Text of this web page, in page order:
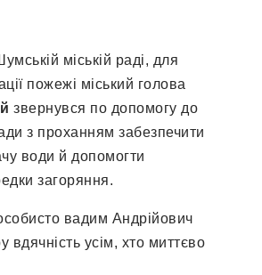
міській раді, для
пожежі міський голова
звернувся по допомогу до
з проханням забезпечити
води й допомогти
загоряння.
вадим Андрійович
усім, хто миттєво